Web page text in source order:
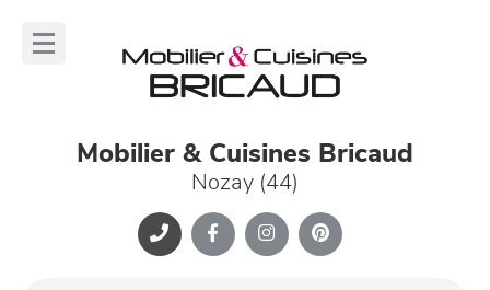
Mobilier & Cuisines Bricaud
Nozay (44)